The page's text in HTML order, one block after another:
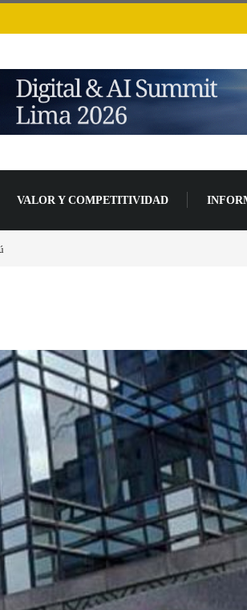
VALOR Y COMPETITIVIDAD
en el precio de las placas base